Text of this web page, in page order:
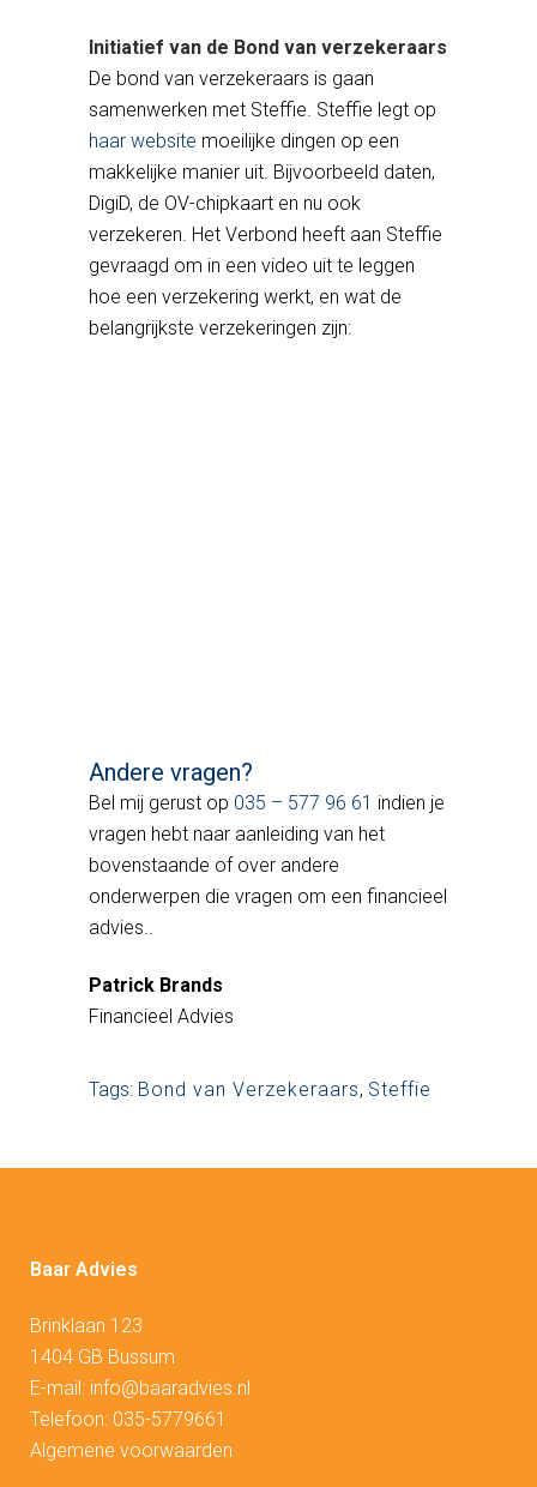
Initiatief van de Bond van verzekeraars
De bond van verzekeraars is gaan
samenwerken met Steffie. Steffie legt op
haar website moeilijke dingen op een
makkelijke manier uit. Bijvoorbeeld daten,
DigiD, de OV-chipkaart en nu ook
verzekeren. Het Verbond heeft aan Steffie
gevraagd om in een video uit te leggen
hoe een verzekering werkt, en wat de
belangrijkste verzekeringen zijn:
Andere vragen?
Bel mij gerust op 035 – 577 96 61 indien je
vragen hebt naar aanleiding van het
bovenstaande of over andere
onderwerpen die vragen om een financieel
advies..
Patrick Brands
Financieel Advies
Tags: Bond van Verzekeraars, Steffie
Baar Advies
Brinklaan 123
1404 GB Bussum
E-mail: info@baaradvies.nl
Telefoon: 035-5779661
Algemene voorwaarden